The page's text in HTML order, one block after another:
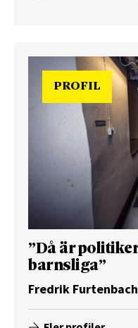
PROFIL
”Då är
barnsliga”
Fredrik Furtenbach